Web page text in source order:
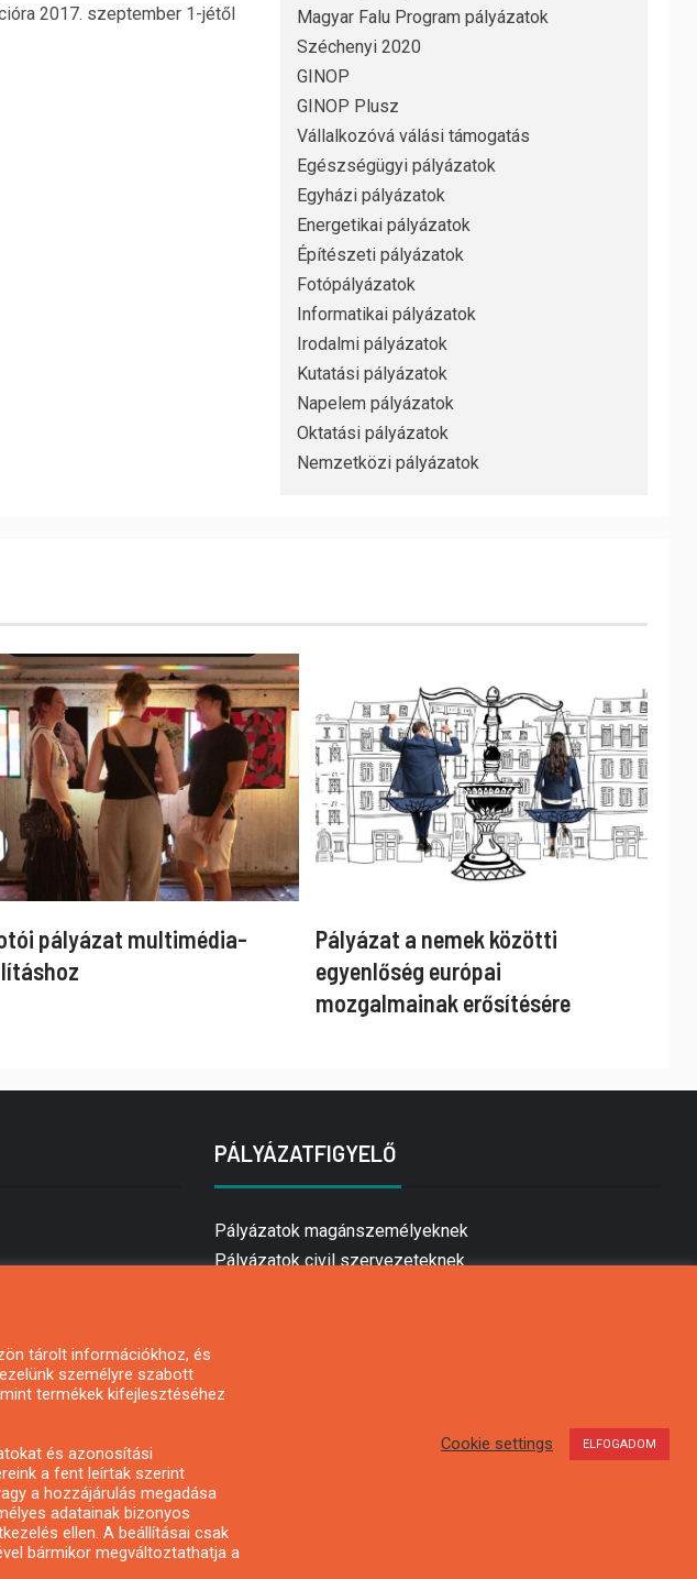
2017. szeptember 1-jétől
Magyar Falu Program pályázatok
Széchenyi 2020
GINOP
GINOP Plusz
Vállalkozóvá válási támogatás
Egészségügyi pályázatok
Egyházi pályázatok
Energetikai pályázatok
Építészeti pályázatok
Fotópályázatok
Informatikai pályázatok
Irodalmi pályázatok
Kutatási pályázatok
Napelem pályázatok
Oktatási pályázatok
Nemzetközi pályázatok
pályázat multimédia-
Pályázat a nemek közötti
egyenlőség európai
mozgalmainak erősítésére
PÁLYÁZATFIGYELŐ
Pályázatok magánszemélyeknek
Pályázatok civil szervezeteknek
tárolt információkhoz, és
személyre szabott
termékek kifejlesztéséhez
és azonosítási
a fent leírtak szerint
a hozzájárulás megadása
adatainak bizonyos
ellen. A beállításai csak
bármikor megváltoztathatja a
Cookie settings ELFOGADOM